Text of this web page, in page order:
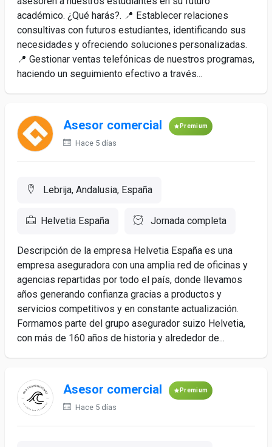
académico. ¿Qué harás?. 📍 Establecer relaciones
consultivas con futuros estudiantes, identificando sus
necesidades y ofreciendo soluciones personalizadas.
📍 Gestionar ventas telefónicas de nuestros programas,
haciendo un seguimiento efectivo a través...
Asesor comercial Premium
Hace 5 días
Lebrija, Andalusia, España
Helvetia España Jornada completa
Descripción de la empresa Helvetia España es una
empresa aseguradora con una amplia red de oficinas y
agencias repartidas por todo el país, donde llevamos
años generando confianza gracias a productos y
servicios competitivos y en constante actualización.
Formamos parte del grupo asegurador suizo Helvetia,
con más de 160 años de historia y alrededor de...
Asesor comercial Premium
Hace 5 días